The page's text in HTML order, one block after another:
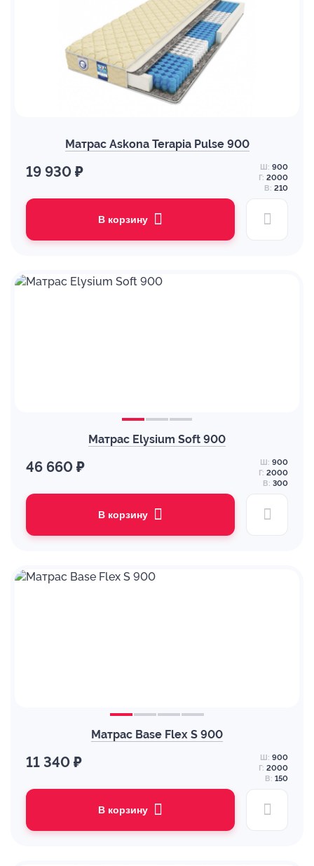
Матрас Askona Terapia Pulse 900
19 930 ₽ Ш: 900
Г: 2000
В: 210
В корзину
Матрас Elysium Soft 900
46 660 ₽ Ш: 900
Г: 2000
В: 300
В корзину
Матрас Base Flex S 900
11 340 ₽ Ш: 900
Г: 2000
В: 150
В корзину